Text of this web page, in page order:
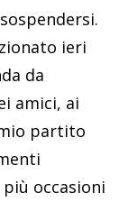
ieri
da
amici, ai
partito
occasioni